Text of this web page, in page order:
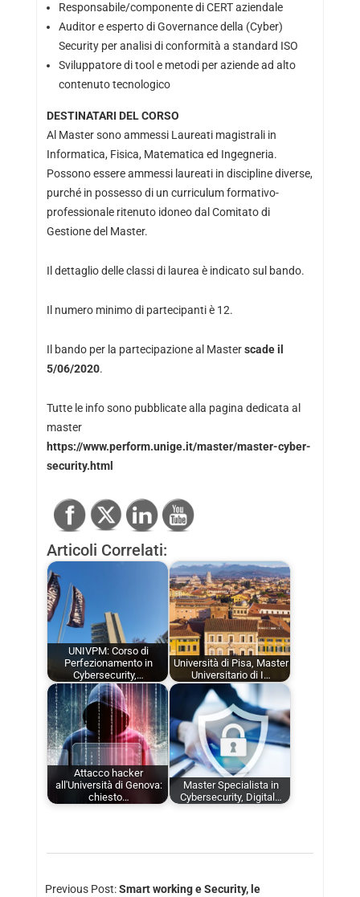
Responsabile/componente di CERT aziendale
Auditor e esperto di Governance della (Cyber)
Security per analisi di conformità a standard ISO
Sviluppatore di tool e metodi per aziende ad alto
contenuto tecnologico
DESTINATARI DEL CORSO
Al Master sono ammessi Laureati magistrali in
Informatica, Fisica, Matematica ed Ingegneria.
Possono essere ammessi laureati in discipline diverse,
purché in possesso di un curriculum formativo-
professionale ritenuto idoneo dal Comitato di
Gestione del Master.
Il dettaglio delle classi di laurea è indicato sul bando.
Il numero minimo di partecipanti è 12.
Il bando per la partecipazione al Masterscade il
5/06/2020.
Tutte le info sono pubblicate alla pagina dedicata al
master
https://www.perform.unige.it/master/master-cyber-
security.html
Articoli Correlati:
UNIVPM: Corso di
Perfezionamento in
Cybersecurity,…
Università di Pisa, Master
Universitario di I…
Attacco hacker
all'Università di Genova:
chiesto…
Master Specialista in
Cybersecurity, Digital…
Previous Post:Smart working e Security, le